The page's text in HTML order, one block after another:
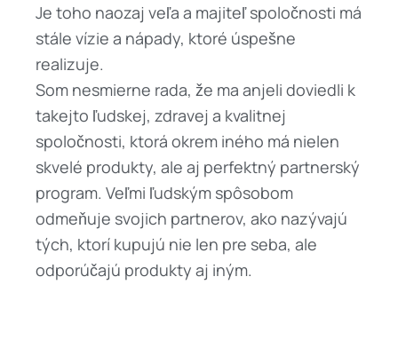
Je toho naozaj veľa a majiteľ spoločnosti má
stále vízie a nápady, ktoré úspešne
realizuje.
Som nesmierne rada, že ma anjeli doviedli k
takejto ľudskej, zdravej a kvalitnej
spoločnosti, ktorá okrem iného má nielen
skvelé produkty, ale aj perfektný partnerský
program. Veľmi ľudským spôsobom
odmeňuje svojich partnerov, ako nazývajú
tých, ktorí kupujú nie len pre seba, ale
odporúčajú produkty aj iným.